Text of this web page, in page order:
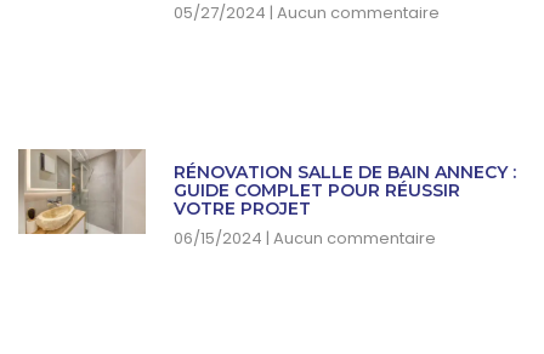
05/27/2024 Aucun commentaire
RÉNOVATION SALLE DE BAIN ANNECY :
GUIDE COMPLET POUR RÉUSSIR
VOTRE PROJET
06/15/2024 Aucun commentaire